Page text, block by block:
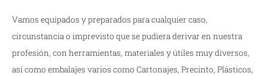
Vamos equipados y preparados para cualquier caso,
circunstancia o imprevisto que se pudiera derivar en nuestra
profesión, con herramientas, materiales y útiles muy diversos,
así como embalajes varios como Cartonajes, Precinto, Plásticos,